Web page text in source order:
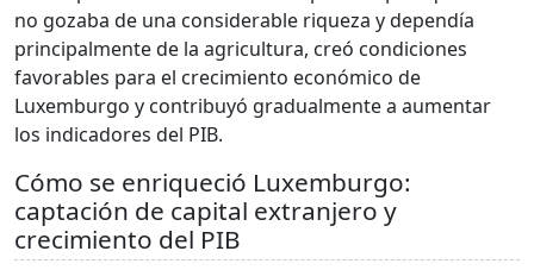
no gozaba de una considerable riqueza y dependía
principalmente de la agricultura, creó condiciones
favorables para el crecimiento económico de
Luxemburgo y contribuyó gradualmente a aumentar
los indicadores del PIB.
Cómo se enriqueció Luxemburgo:
captación de capital extranjero y
crecimiento del PIB